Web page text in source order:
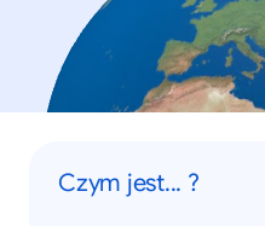
Czym jest... ?